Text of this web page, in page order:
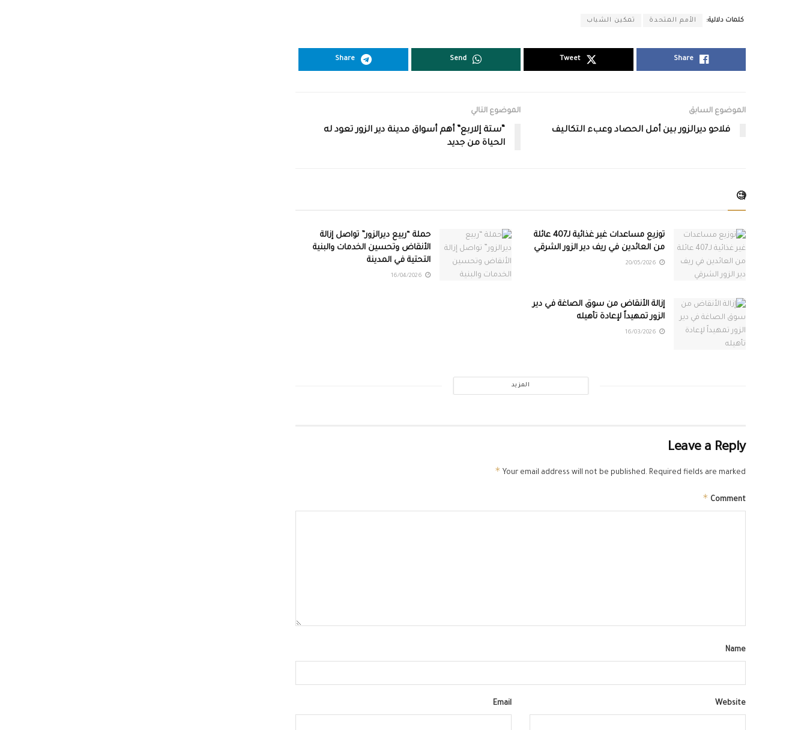
كلمات دلالية: الأمم المتحدة تمكين الشباب
Share
Tweet
Send
Share
الموضوع السابق
فلاحو ديرالزور بين أمل الحصاد وعبء التكاليف
الموضوع التالي
“ستة إلاربع” أهم أسواق مدينة دير الزور تعود له
الحياة من جديد
🧐
توزيع مساعدات غير غذائية لـ407 عائلة
من العائدين في ريف دير الزور الشرقي
حملة “ربيع ديرالزور” تواصل إزالة
الأنقاض وتحسين الخدمات والبنية
التحتية في المدينة
إزالة الأنقاض من سوق الصاغة في دير
الزور تمهيداً لإعادة تأهيله
المزيد
Leave a Reply
Your email address will not be published. Required fields are marked
*
Comment
*
Name
Email Website